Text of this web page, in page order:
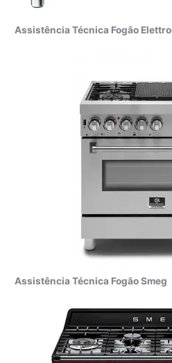
Assistência Técnica Fogão
Assistência Técnica Fogão Smeg